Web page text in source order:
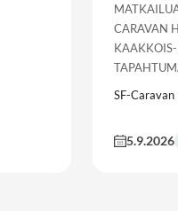
CARAVAN
SF-
5.9.2026